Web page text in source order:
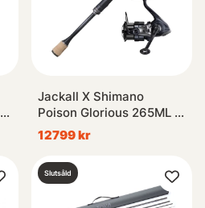
Jackall X Shimano
Poison Glorious 265ML &
Vanquish Competition
Edition
12799 kr
Slutsåld